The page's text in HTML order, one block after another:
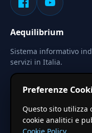
Aequilibrium
Sistema informativo
servizi in Italia.
Le stime pubblicate
territoriali regionali
costituiscono
Preferenze
Questo sito utilizza
cookie analitici e